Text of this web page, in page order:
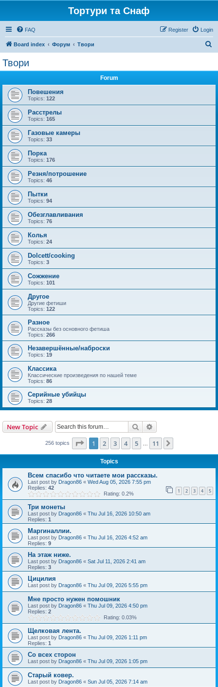
Тортури та Снаф
FAQ Login
Register
Board index Форум Твори
Твори
Forum
Повешения
Topics: 122
Расстрелы
Topics: 165
Газовые камеры
Topics: 33
Порка
Topics: 176
Резня/потрошение
Topics: 46
Пытки
Topics: 94
Обезглавливания
Topics: 76
Колья
Topics: 24
Dolcett/cooking
Topics: 3
Сожжение
Topics: 101
Другое
Другие фетиши
Topics: 122
Разное
Рассказы без основного фетиша
Topics: 266
Незавершённые/наброски
Topics: 19
Классика
Классические произведения по нашей теме
Topics: 86
Серийные убийцы
Topics: 28
New Topic Search
256 topics Page 1of 11
1 2 3 4 5 11
Topics
Всем спасибо что читаете мои рассказы.
Last post by Dragon86 « Wed Aug 05, 2026 7:55 pm
Replies: 42 1 2 3 4 5
Rating: 0.2%
Три монеты
Last post by Dragon86 « Thu Jul 16, 2026 10:50 am
Replies: 1
Маргиналлии.
Last post by Dragon86 « Thu Jul 16, 2026 4:52 am
Replies: 9
На этаж ниже.
Last post by Dragon86 « Sat Jul 11, 2026 2:41 am
Replies: 3
Цицилия
Last post by Dragon86 « Thu Jul 09, 2026 5:55 pm
Мне просто нужен помошник
Last post by Dragon86 « Thu Jul 09, 2026 4:50 pm
Replies: 2
Rating: 0.03%
Щелковая лента.
Last post by Dragon86 « Thu Jul 09, 2026 1:11 pm
Replies: 1
Со всех сторон
Last post by Dragon86 « Thu Jul 09, 2026 1:05 pm
Старый ковер.
Last post by Dragon86 « Sun Jul 05, 2026 7:14 am